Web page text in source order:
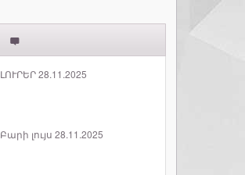
ԼՈՒՐԵՐ 28.11.2025
Բարի լույս 28.11.2025